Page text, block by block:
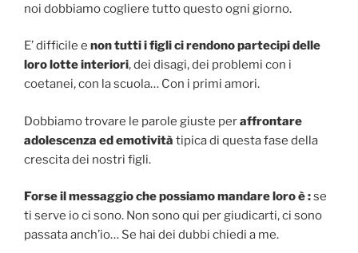
noi dobbiamo cogliere tutto questo ogni giorno.
E’ difficile e non tutti i figli ci rendono partecipi delle
loro lotte interiori, dei disagi, dei problemi con i
coetanei, con la scuola… Con i primi amori.
Dobbiamo trovare le parole giuste peraffrontare
adolescenza ed emotività tipica di questa fase della
crescita dei nostri figli.
Forse il messaggio che possiamo mandare loro è :se
ti serve io ci sono. Non sono qui per giudicarti, ci sono
passata anch’io… Se hai dei dubbi chiedi a me.